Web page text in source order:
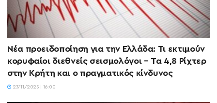
Νέα προειδοποίηση για την Ελλάδα: Τι εκτιμούν
κορυφαίοι διεθνείς σεισμολόγοι – Τα 4,8 Ρίχτερ
στην Κρήτη και ο πραγματικός κίνδυνος
27/11/2025 | 16:00